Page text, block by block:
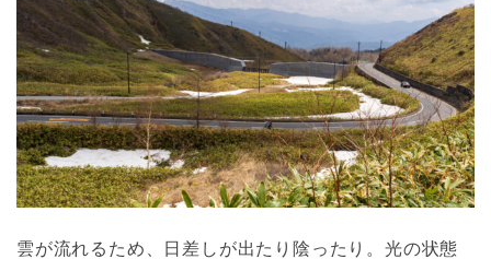
雲が流れるため、日差しが出たり陰ったり。光の状態